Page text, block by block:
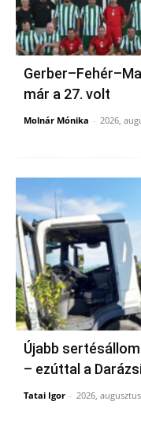
már a 27. volt
Molnár Mónika - 2026,
Újabb
– ezúttal a
Tatai Igor - 2026,